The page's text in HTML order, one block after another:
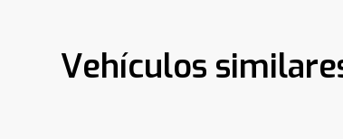
Vehículos